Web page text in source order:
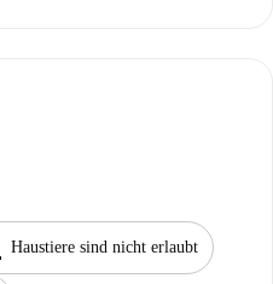
Haustiere sind nicht erlaubt